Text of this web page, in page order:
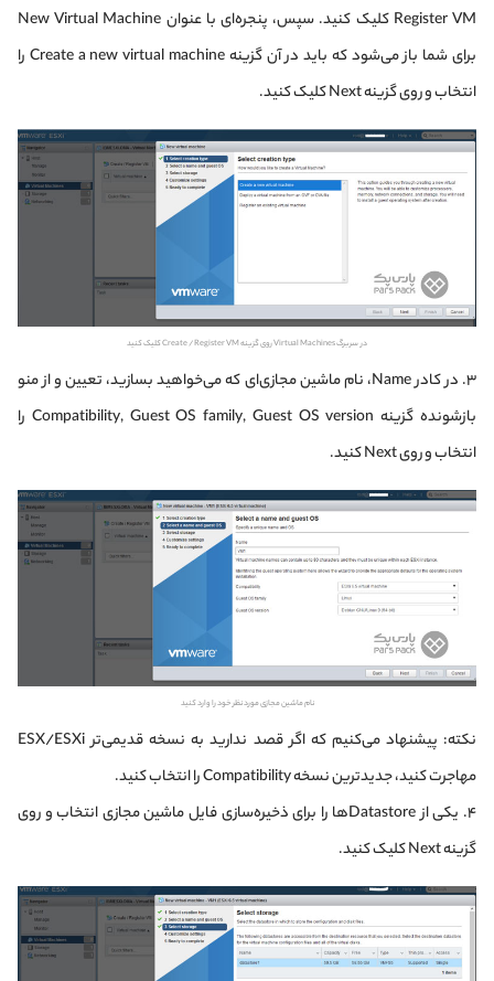
Register VM کلیک کنید. سپس، پنجره‌ای با عنوان New Virtual Machine
برای شما باز می‌شود که باید در آن گزینه Create a new virtual machine را
انتخاب و روی گزینه Next کلیک کنید.
در سربرگ Virtual Machines روی گزینه Create / Register VM کلیک کنید
۳. در کادر Name، نام ماشین مجازی‌ای که می‌خواهید بسازید، تعیین و از منو
باز‌شونده گزینه Compatibility, Guest OS family, Guest OS version را
انتخاب و روی Next کنید.
نام ماشین مجازی مورد نظر خود را وارد کنید
نکته
: پیشنهاد می‌کنیم که اگر قصد ندارید به نسخه قدیمی‌تر ESX/ESXi
مهاجرت کنید، جدیدترین نسخه Compatibility را انتخاب کنید.
۴. یکی از Datastoreها را برای ذخیره‌سازی فایل ماشین مجازی انتخاب و روی
گزینه Next کلیک کنید.